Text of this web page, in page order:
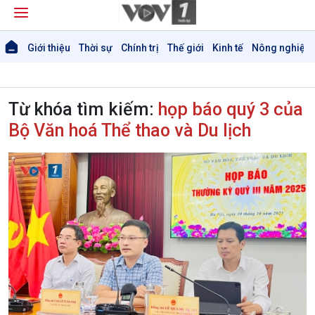
Giới thiệu Thời sự Chính trị Thế giới Kinh tế Nông nghiệp
Thời sự 6h
Thời sự 12h
Thời sự 18h
Thời sự 21h30
Bản tin
Chuyên mục
Theo dòng Thời sự
Chính trị
Thế giới
Từ khóa tìm kiếm: họp báo quý 3 của
Bộ Văn hoá Thể thao và Du lịch